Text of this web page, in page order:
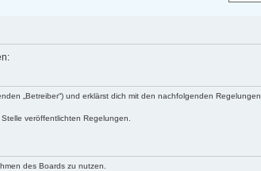
„Betreiber“) und erklärst dich mit den nachfolgenden Regelungen
veröffentlichten Regelungen.
des Boards zu nutzen.